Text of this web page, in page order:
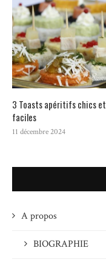
3 Toasts apéritifs chics et
faciles
11 décembre 2024
A propos
BIOGRAPHIE